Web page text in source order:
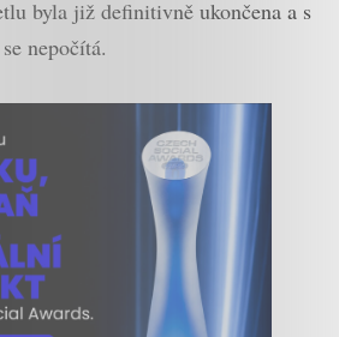
byla již definitivně ukončena a s
nepočítá.